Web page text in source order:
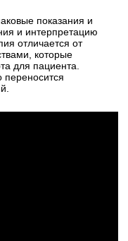
показания и
и интерпретацию
отличается от
которые
для пациента.